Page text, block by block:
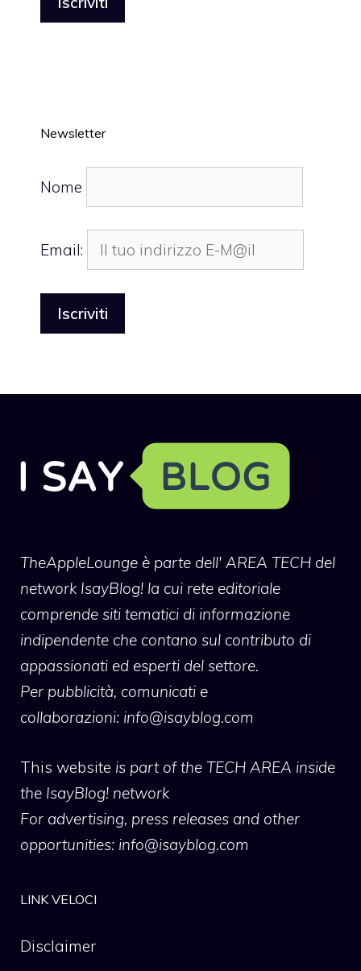
Newsletter
Nome
Email:
TheAppleLounge è parte dell' AREA TECH del
network IsayBlog! la cui rete editoriale
comprende siti tematici di informazione
indipendente che contano sul contributo di
appassionati ed esperti del settore.
Per pubblicità, comunicati e
collaborazioni: info@isayblog.com
This website is part of the TECH AREA inside
the IsayBlog! network
For advertising, press releases and other
opportunities: info@isayblog.com
LINK VELOCI
Disclaimer